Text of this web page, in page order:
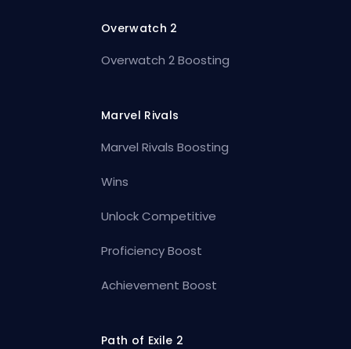
Overwatch 2
Overwatch 2 Boosting
Marvel Rivals
Marvel Rivals Boosting
Wins
Unlock Competitive
Proficiency Boost
Achievement Boost
Path of Exile 2